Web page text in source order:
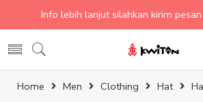
Info lebih lanjut silahkan kirim
Home Men Clothing Hat